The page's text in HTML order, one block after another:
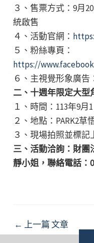
３、售票方式：9月
統啟售
４、活動官網：
５、粉絲專頁：
https://
６、主視覺形象廣告
二、十週年限定大型
１、時間：113年9月
２、地點：PARK2草
３、現場拍照並標
三、活動洽詢：財團
靜小姐，聯絡電話：
Post
navigation
← 上一篇 文章